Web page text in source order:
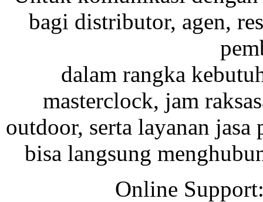
bagi distributor, agen,
dalam rangka
masterclock, jam
outdoor, serta layanan
bisa langsung
Online